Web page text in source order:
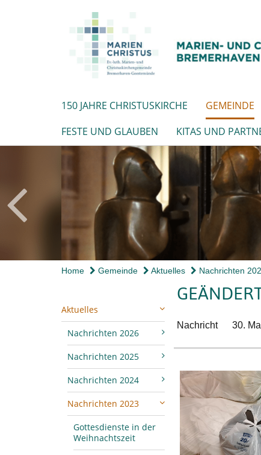
150 JAHRE CHRISTUSKIRCHE GEMEINDE
FESTE UND GLAUBEN
KITAS UND
Home Gemeinde Aktuelles Nachrichten
Aktuelles
Nachrichten 2026
Nachrichten 2025
Nachrichten 2024
Nachrichten 2023
Gottesdienste in der
Weihnachtszeit
Nachricht 30.